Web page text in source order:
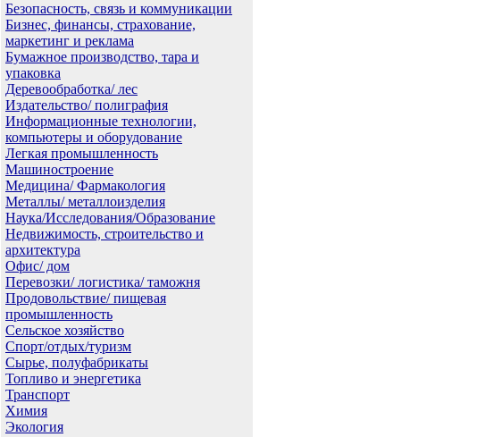
Безопасность, связь и коммуникации
Бизнес, финансы, страхование,
маркетинг и реклама
Бумажное производство, тара и
упаковка
Деревообработка/ лес
Издательство/ полиграфия
Информационные технологии,
компьютеры и оборудование
Легкая промышленность
Машиностроение
Медицина/ Фармакология
Металлы/ металлоизделия
Наука/Исследования/Образование
Недвижимость, строительство и
архитектура
Офис/ дом
Перевозки/ логистика/ таможня
Продовольствие/ пищевая
промышленность
Сельское хозяйство
Спорт/отдых/туризм
Сырье, полуфабрикаты
Топливо и энергетика
Транспорт
Химия
Экология